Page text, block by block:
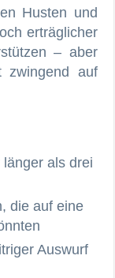
Husten und
erträglicher
– aber
zwingend auf
als drei
die auf eine
Auswurf